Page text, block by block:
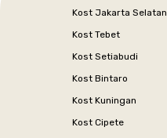
Kost Jakarta Selatan
Kost Tebet
Kost Setiabudi
Kost Bintaro
Kost Kuningan
Kost Cipete